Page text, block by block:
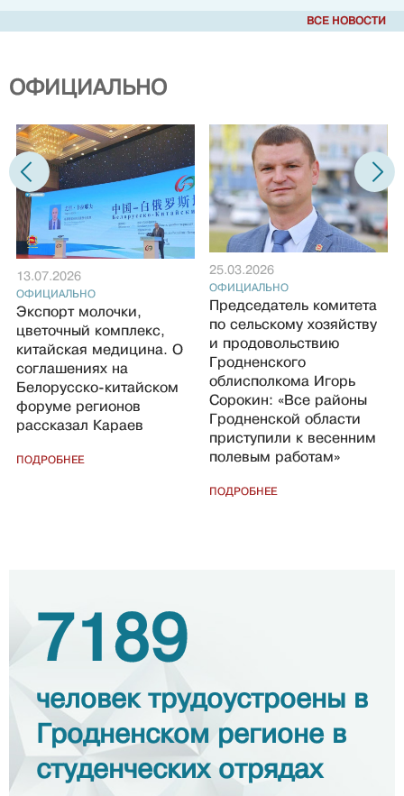
ВСЕ НОВОСТИ
ОФИЦИАЛЬНО
13.07.2026
ОФИЦИАЛЬНО
Экспорт молочки,
цветочный комплекс,
китайская медицина. О
соглашениях на
Белорусско-китайском
форуме регионов
рассказал Караев
ПОДРОБНЕЕ
25.03.2026
ОФИЦИАЛЬНО
Председатель комитета
по сельскому хозяйству
и продовольствию
Гродненского
облисполкома Игорь
Сорокин: «Все районы
Гродненской области
приступили к весенним
полевым работам»
ПОДРОБНЕЕ
7189
человек трудоустроены в
Гродненском регионе в
студенческих отрядах